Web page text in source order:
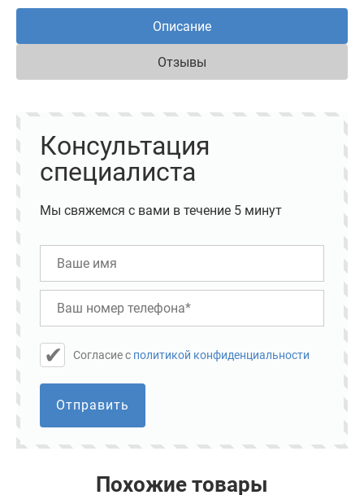
Описание
Отзывы
Консультация
специалиста
Мы свяжемся с вами в течение 5 минут
Cогласие с политикой конфиденциальности
Отправить
Похожие товары